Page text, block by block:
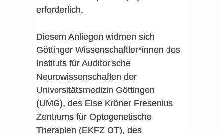
erforderlich.
Diesem Anliegen widmen sich
Göttinger Wissenschaftler*innen des
Instituts für Auditorische
Neurowissenschaften der
Universitätsmedizin Göttingen
(UMG), des Else Kröner Fresenius
Zentrums für Optogenetische
Therapien (EKFZ OT), des